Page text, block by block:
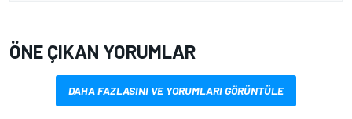
ÖNE ÇIKAN YORUMLAR
DAHA FAZLASINI VE YORUMLARI GÖRÜNTÜLE